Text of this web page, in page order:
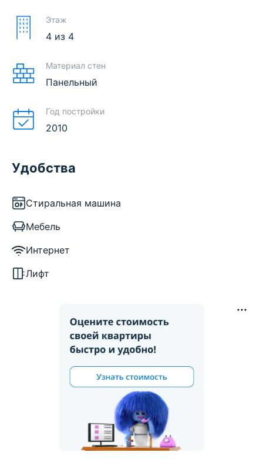
Этаж
4 из 4
Материал стен
Панельный
Год постройки
2010
Удобства
Стиральная машина
Мебель
Интернет
Лифт